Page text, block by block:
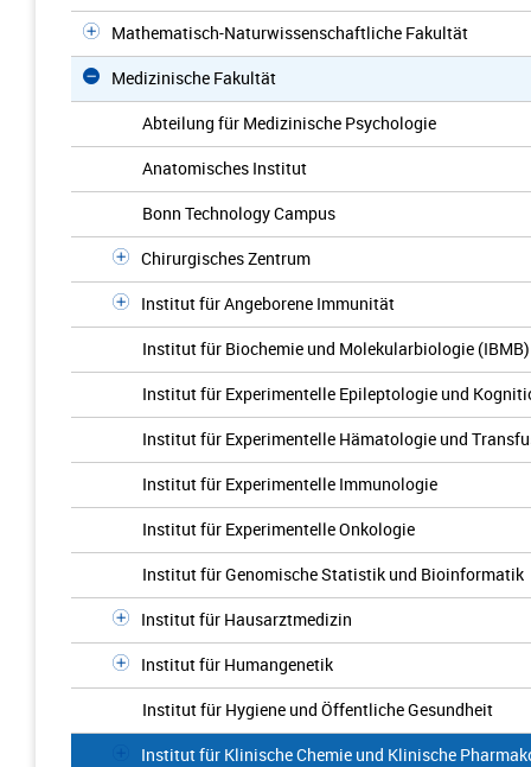
Mathematisch-Naturwissenschaftliche Fakultät
Medizinische Fakultät
Abteilung für Medizinische Psychologie
Anatomisches Institut
Bonn Technology Campus
Chirurgisches Zentrum
Institut für Angeborene Immunität
Institut für Biochemie und Molekularbiologie (IBMB)
Institut für Experimentelle Epileptologie und
Institut für Experimentelle Hämatologie und
Institut für Experimentelle Immunologie
Institut für Experimentelle Onkologie
Institut für Genomische Statistik und Bioinformatik
Institut für Hausarztmedizin
Institut für Humangenetik
Institut für Hygiene und Öffentliche Gesundheit
Institut für Klinische Chemie und Klinische